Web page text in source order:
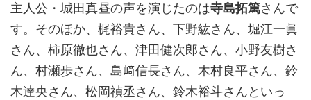
主人公・城田真昼の声を演じたのは寺島拓篤さんで
す。そのほか、梶裕貴さん、下野紘さん、堀江一眞
さん、柿原徹也さん、津田健次郎さん、小野友樹さ
ん、村瀬歩さん、島﨑信長さん、木村良平さん、鈴
木達央さん、松岡禎丞さん、鈴木裕斗さんといっ